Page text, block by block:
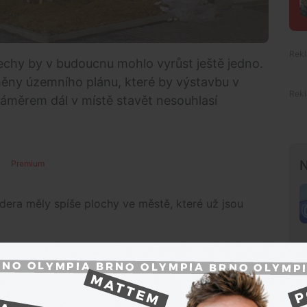
by v budoucnu mohlo vyrůst ještě jedno.
územního plánu, které by výstavbu v
dál v místě stavět nesouhlasí
Premium
měly spíše plochy ve městě, které už jsou
nevede tam tramvaj, je tam špatné
a školky a přesto dali zastupitelé souhlas s
bude obsahovat i výstavbu bytových domů v